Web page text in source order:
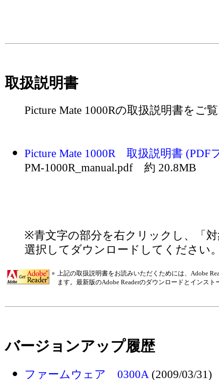
取扱説明書
Picture Mate 1000Rの取扱説明書をご
Picture Mate 1000R 取扱説明書 (PDF
PM-1000R_manual.pdf 約 20.8MB
※青文字の部分を右クリックし、「
選択してダウンロードしてください
●
上記の取扱説明書をお読みいただくためには、Adobe
ます。最新版のAdobe Readerのダウンロードとインスト
バージョンアップ履歴
ファームウェア 0300A(2009/03/31)